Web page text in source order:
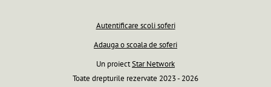
Autentificare scoli soferi
Adauga o scoala de soferi
Un proiectStar Network
Toate drepturile rezervate 2023 - 2026